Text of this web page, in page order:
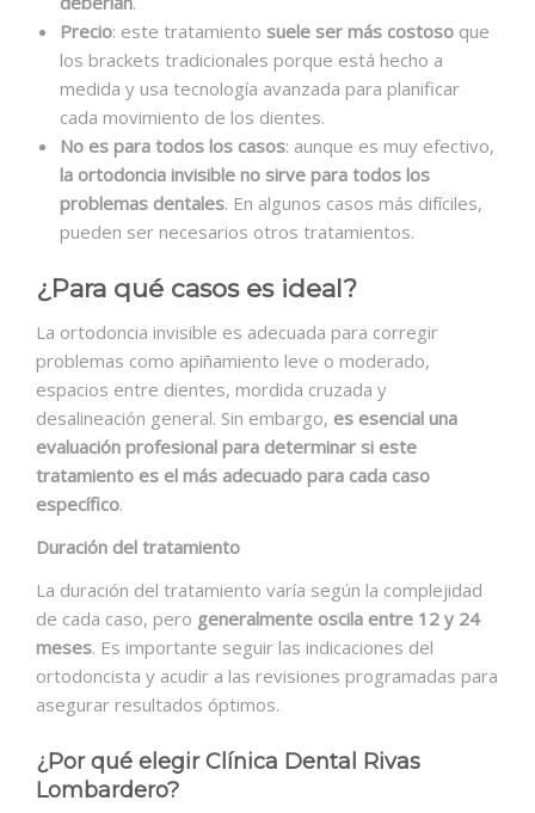
Precio: este tratamiento suele ser más costoso que
los brackets tradicionales porque está hecho a
medida y usa tecnología avanzada para planificar
cada movimiento de los dientes.
No es para todos los casos: aunque es muy efectivo,
la ortodoncia invisible no sirve para todos los
problemas dentales. En algunos casos más difíciles,
pueden ser necesarios otros tratamientos.
¿Para qué casos es ideal?
La ortodoncia invisible es adecuada para corregir
problemas como apiñamiento leve o moderado,
espacios entre dientes, mordida cruzada y
desalineación general. Sin embargo, es esencial una
evaluación profesional para determinar si este
tratamiento es el más adecuado para cada caso
específico.​
Duración del tratamiento
La duración del tratamiento varía según la complejidad
de cada caso, pero generalmente oscila entre 12 y 24
meses. Es importante seguir las indicaciones del
ortodoncista y acudir a las revisiones programadas para
asegurar resultados óptimos.​
¿Por qué elegir Clínica Dental Rivas
Lombardero?